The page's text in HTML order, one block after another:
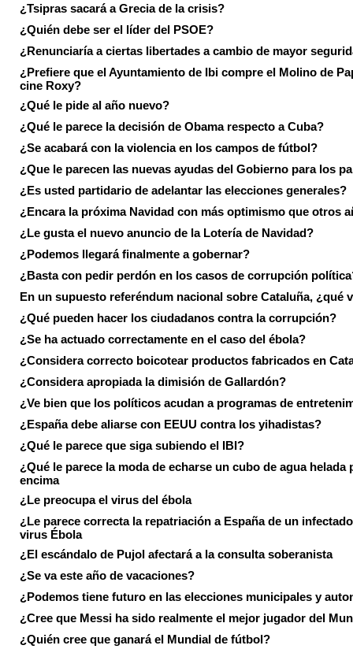
¿Tsipras sacará a Grecia de la crisis?
¿Quién debe ser el líder del PSOE?
¿Renunciaría a ciertas libertades a cambio de mayor
¿Prefiere que el Ayuntamiento de Ibi compre el Molino de
cine Roxy?
¿Qué le pide al año nuevo?
¿Qué le parece la decisión de Obama respecto a Cuba?
¿Se acabará con la violencia en los campos de fútbol?
¿Que le parecen las nuevas ayudas del Gobierno para los
¿Es usted partidario de adelantar las elecciones generales?
¿Encara la próxima Navidad con más optimismo que otros
¿Le gusta el nuevo anuncio de la Lotería de Navidad?
¿Podemos llegará finalmente a gobernar?
¿Basta con pedir perdón en los casos de corrupción
En un supuesto referéndum nacional sobre Cataluña, ¿qué
¿Qué pueden hacer los ciudadanos contra la corrupción?
¿Se ha actuado correctamente en el caso del ébola?
¿Considera correcto boicotear productos fabricados en
¿Considera apropiada la dimisión de Gallardón?
¿Ve bien que los políticos acudan a programas de
¿España debe aliarse con EEUU contra los yihadistas?
¿Qué le parece que siga subiendo el IBI?
¿Qué le parece la moda de echarse un cubo de agua helada
encima
¿Le preocupa el virus del ébola
¿Le parece correcta la repatriación a España de un
virus Ébola
¿El escándalo de Pujol afectará a la consulta soberanista
¿Se va este año de vacaciones?
¿Podemos tiene futuro en las elecciones municipales y
¿Cree que Messi ha sido realmente el mejor jugador del
¿Quién cree que ganará el Mundial de fútbol?